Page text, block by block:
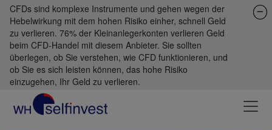
CFDs sind komplexe Instrumente und gehen wegen der
Hebelwirkung mit dem hohen Risiko einher, schnell Geld
zu verlieren. 76% der Kleinanlegerkonten verlieren Geld
beim CFD-Handel mit diesem Anbieter. Sie sollten
überlegen, ob Sie verstehen, wie CFD funktionieren, und
ob Sie es sich leisten können, das hohe Risiko
einzugehen, Ihr Geld zu verlieren.